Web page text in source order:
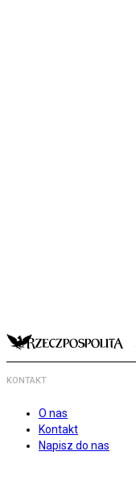
KONTAKT
O nas
Kontakt
Napisz do nas